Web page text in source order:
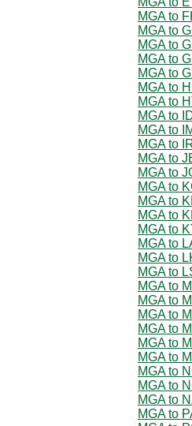
MGA to
MGA to
MGA to
MGA to
MGA to
MGA to
MGA to
MGA to
MGA to
MGA to
MGA to
MGA to
MGA to
MGA to
MGA to
MGA to
MGA to
MGA to
MGA to
MGA to
MGA to
MGA to
MGA to
MGA to
MGA to
MGA to
MGA to
MGA to
MGA to